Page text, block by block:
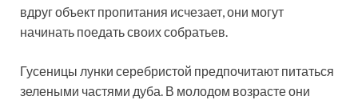
вдруг объект пропитания исчезает, они могут
начинать поедать своих собратьев.
Гусеницы лунки серебристой предпочитают питаться
зелеными частями дуба. В молодом возрасте они